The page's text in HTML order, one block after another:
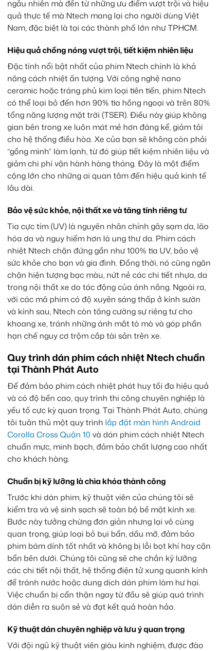
ngẫu nhiên mà đến từ những ưu điểm vượt trội và hiệu
quả thực tế mà Ntech mang lại cho người dùng Việt
Nam, đặc biệt là tại các thành phố lớn như TPHCM.
Hiệu quả chống nóng vượt trội, tiết kiệm nhiên liệu
Đặc tính nổi bật nhất của phim Ntech chính là khả
năng cách nhiệt ấn tượng. Với công nghệ nano
ceramic hoặc tráng phủ kim loại tiên tiến, phim Ntech
có thể loại bỏ đến hơn 90% tia hồng ngoại và trên 80%
tổng năng lượng mặt trời (TSER). Điều này giúp không
gian bên trong xe luôn mát mẻ hơn đáng kể, giảm tải
cho hệ thống điều hòa. Xe của bạn sẽ không còn phải
“gồng mình” làm lạnh, từ đó giúp tiết kiệm nhiên liệu và
giảm chi phí vận hành hàng tháng. Đây là một điểm
cộng lớn cho những ai quan tâm đến hiệu quả kinh tế
lâu dài.
Bảo vệ sức khỏe, nội thất xe và tăng tính riêng tư
Tia cực tím (UV) là nguyên nhân chính gây sạm da, lão
hóa da và nguy hiểm hơn là ung thư da. Phim cách
nhiệt Ntech chặn đứng gần như 100% tia UV, bảo vệ
sức khỏe cho bạn và gia đình. Đồng thời, nó cũng ngăn
chặn hiện tượng bạc màu, nứt nẻ các chi tiết nhựa, da
trong nội thất xe do tác động của ánh nắng. Ngoài ra,
với các mã phim có độ xuyên sáng thấp ở kính sườn
và kính sau, Ntech còn tăng cường sự riêng tư cho
khoang xe, tránh những ánh mắt tò mò và góp phần
hạn chế nguy cơ trộm cắp tài sản trên xe.
Quy trình dán phim cách nhiệt Ntech chuẩn
tại Thành Phát Auto
Để đảm bảo phim cách nhiệt phát huy tối đa hiệu quả
và có độ bền cao, quy trình thi công chuyên nghiệp là
yếu tố cực kỳ quan trọng. Tại Thành Phát Auto, chúng
tôi tuân thủ một quy trình lắp đặt màn hình Android
Corolla Cross Quận 10 và dán phim cách nhiệt Ntech
chuẩn mực, minh bạch, đảm bảo chất lượng cao nhất
cho khách hàng.
Chuẩn bị kỹ lưỡng là chìa khóa thành công
Trước khi dán phim, kỹ thuật viên của chúng tôi sẽ
kiểm tra và vệ sinh sạch sẽ toàn bộ bề mặt kính xe.
Bước này tưởng chừng đơn giản nhưng lại vô cùng
quan trọng, giúp loại bỏ bụi bẩn, dầu mỡ, đảm bảo
phim bám dính tốt nhất và không bị lỗi bọt khí hay cặn
bẩn bên dưới. Chúng tôi cũng sẽ che chắn kỹ lưỡng
các chi tiết nội thất, hệ thống điện tử xung quanh kính
để tránh nước hoặc dung dịch dán phim làm hư hại.
Việc chuẩn bị cẩn thận ngay từ đầu sẽ giúp quá trình
dán diễn ra suôn sẻ và đạt kết quả hoàn hảo.
Kỹ thuật dán chuyên nghiệp và lưu ý quan trọng
Với đội ngũ kỹ thuật viên giàu kinh nghiệm, được đào